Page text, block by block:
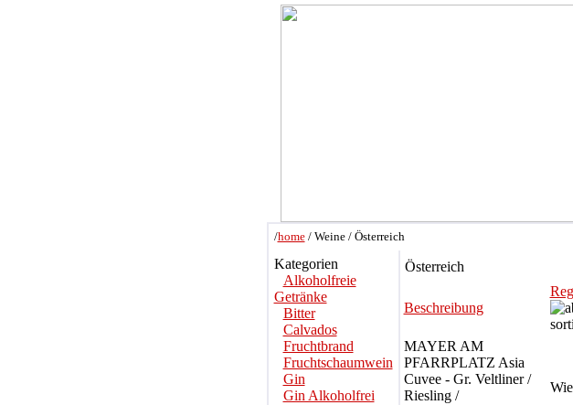
/home/ Weine / Österreich
Kategorien
Alkoholfreie
Getränke
Bitter
Calvados
Fruchtbrand
Fruchtschaumwein
Gin
Gin Alkoholfrei
Österreich
Beschreibung
MAYER AM
PFARRPLATZ Asia
Cuvee - Gr. Veltliner /
Riesling /